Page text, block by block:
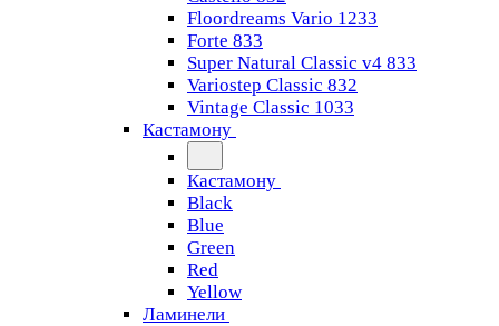
Floordreams Vario 1233
Forte 833
Super Natural Classic v4 833
Variostep Classic 832
Vintage Classic 1033
Кастамону
Кастамону
Black
Blue
Green
Red
Yellow
Ламинели